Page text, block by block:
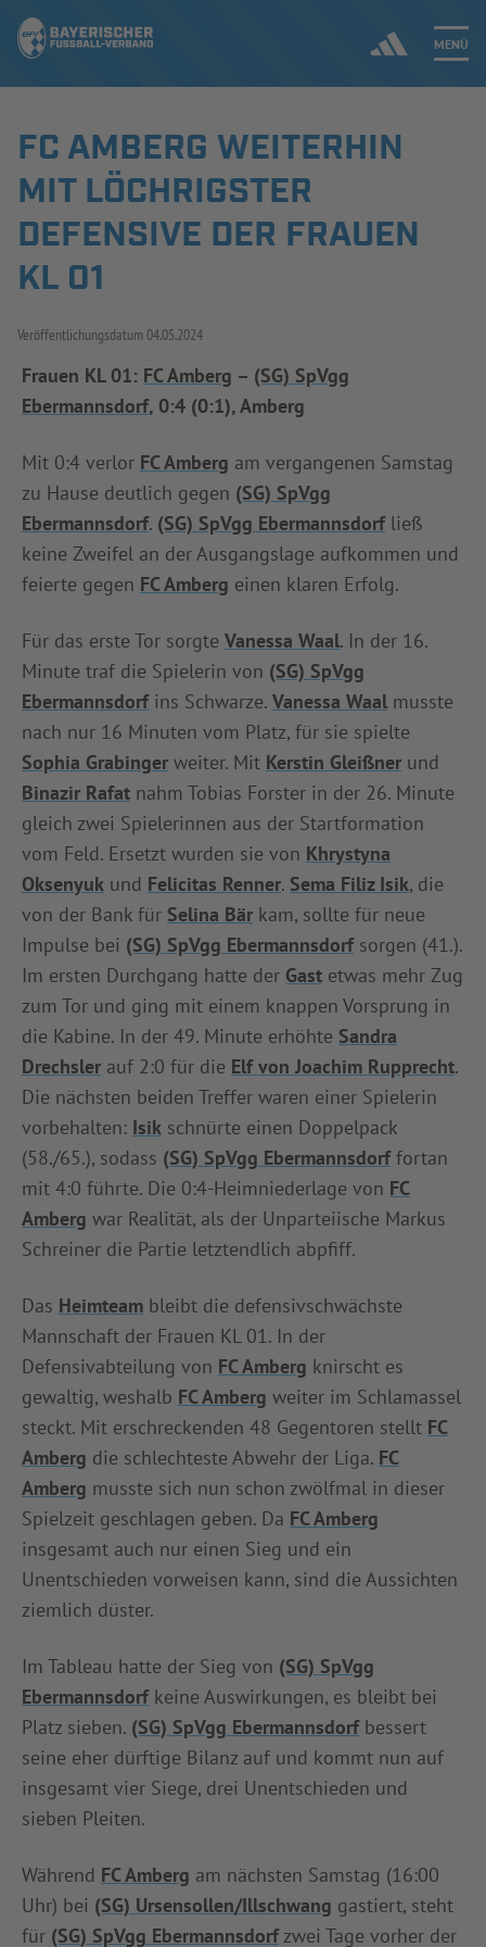
MENÜ
Jetzt einloggen
ERGEBNISSE & WETTBEWERBE
NEUIGKEITEN
AUSBILDUNG & FÖRDERUNG
DER VERBAND
INFOTHEK SPIELPLUS
FC AMBERG WEITERHIN
MIT LÖCHRIGSTER
DEFENSIVE DER FRAUEN
KL 01
Veröffentlichungsdatum 04.05.2024
Frauen KL 01: FC Amberg – (SG) SpVgg
Ebermannsdorf, 0:4 (0:1), Amberg
Mit 0:4 verlor FC Amberg am vergangenen Samstag
zu Hause deutlich gegen (SG) SpVgg
Ebermannsdorf. (SG) SpVgg Ebermannsdorfließ
keine Zweifel an der Ausgangslage aufkommen und
feierte gegen FC Amberg einen klaren Erfolg.
Für das erste Tor sorgte Vanessa Waal. In der 16.
Minute traf die Spielerin von (SG) SpVgg
Ebermannsdorfins Schwarze. Vanessa Waal musste
nach nur 16 Minuten vom Platz, für sie spielte
Sophia Grabinger weiter. Mit Kerstin Gleißner und
Binazir Rafat nahm Tobias Forster in der 26. Minute
gleich zwei Spielerinnen aus der Startformation
vom Feld. Ersetzt wurden sie von Khrystyna
Oksenyuk und Felicitas Renner. Sema Filiz Isik, die
von der Bank für Selina Bär kam, sollte für neue
Impulse bei (SG) SpVgg Ebermannsdorfsorgen (41.).
Im ersten Durchgang hatte der Gast etwas mehr Zug
zum Tor und ging mit einem knappen Vorsprung in
die Kabine. In der 49. Minute erhöhte Sandra
Drechsler auf 2:0 für die Elf von Joachim Rupprecht.
Die nächsten beiden Treffer waren einer Spielerin
vorbehalten: Isik schnürte einen Doppelpack
(58./65.), sodass (SG) SpVgg Ebermannsdorffortan
mit 4:0 führte. Die 0:4-Heimniederlage von FC
Amberg war Realität, als der Unparteiische Markus
Schreiner die Partie letztendlich abpfiff.
Das Heimteam bleibt die defensivschwächste
Mannschaft der Frauen KL 01. In der
Defensivabteilung von FC Amberg knirscht es
gewaltig, weshalb FC Amberg weiter im Schlamassel
steckt. Mit erschreckenden 48 Gegentoren stellt FC
Amberg die schlechteste Abwehr der Liga. FC
Amberg musste sich nun schon zwölfmal in dieser
Spielzeit geschlagen geben. Da FC Amberg
insgesamt auch nur einen Sieg und ein
Unentschieden vorweisen kann, sind die Aussichten
ziemlich düster.
Im Tableau hatte der Sieg von (SG) SpVgg
Ebermannsdorfkeine Auswirkungen, es bleibt bei
Platz sieben. (SG) SpVgg Ebermannsdorfbessert
seine eher dürftige Bilanz auf und kommt nun auf
insgesamt vier Siege, drei Unentschieden und
sieben Pleiten.
Während FC Amberg am nächsten Samstag (16:00
Uhr) bei (SG) Ursensollen/Illschwang gastiert, steht
für (SG) SpVgg Ebermannsdorfzwei Tage vorher der